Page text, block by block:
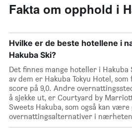
Fakta om opphold i
Hvilke er de beste hotellene i
Hakuba Ski?
Det finnes mange hoteller i Hakuba
av dem er Hakuba Tokyu Hotel,
score på 9,0. Andre
å sjekke ut, er Courtyard by
Sweets Hakuba, som også kan være
overnattingsalternativer i nærheten